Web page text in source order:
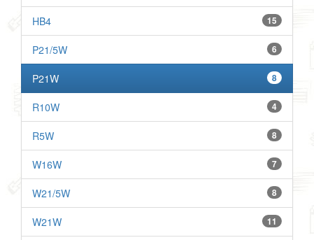
15
HB4
6
P21/5W
8
P21W
4
R10W
8
R5W
7
W16W
8
W21/5W
11
W21W